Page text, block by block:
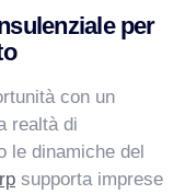
per
con un
realtà di
le dinamiche del
supporta imprese